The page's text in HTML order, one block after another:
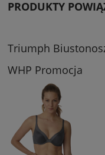
PRODUKTY
Triumph
WHP Promocja